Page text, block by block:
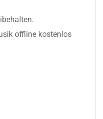
offline kostenlos